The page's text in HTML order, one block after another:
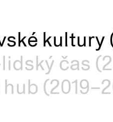
kultury
čas